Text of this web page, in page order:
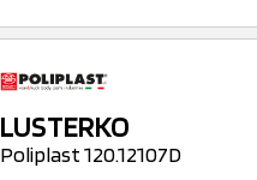
LUSTERKO
Poliplast 120.12107D